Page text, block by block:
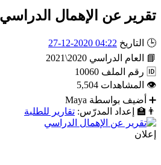
تقرير عن الإهمال الدراسي
🕒 التاريخ 04:22 2020-12-27
📘
العام الدراسي 2020\2021
🆔 رقم الملف 10060
👁
المشاهدات 5,504
➕
أضيف بواسطة Maya
👨‍🏫
إعداد المدرّس: تقارير للطلبة
إعلان